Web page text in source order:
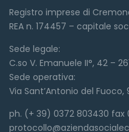
Registro imprese di
REA n. 174457 – capitale
Sede legale:
C.so V. Emanuele II°, 42 –
Sede operativa:
Via Sant’Antonio del
ph. (+ 39) 0372 803430 fax